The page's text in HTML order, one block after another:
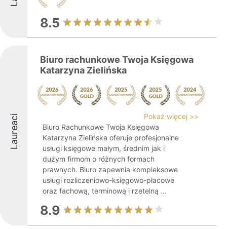
8.5
Laureaci
Biuro rachunkowe Twoja Księgowa
Katarzyna Zielińska
Pokaż więcej >>
Biuro Rachunkowe Twoja Księgowa
Katarzyna Zielińska oferuje profesjonalne
usługi księgowe małym, średnim jak i
dużym firmom o różnych formach
prawnych. Biuro zapewnia kompleksowe
usługi rozliczeniowo-księgowo-płacowe
oraz fachową, terminową i rzetelną ...
8.9